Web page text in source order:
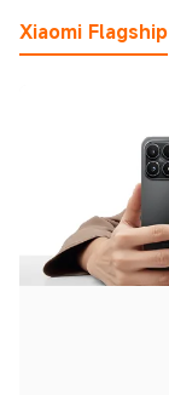
Xiaomi Flagship